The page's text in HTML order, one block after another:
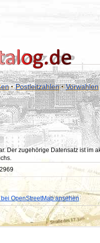
·Postleitzahlen·Vorwahlen
Der zugehörige Datensatz ist
OpenStreetMap ansehen